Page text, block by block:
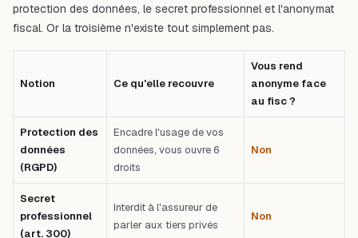
protection des données, le secret professionnel et l'anonymat
fiscal. Or la troisième n'existe tout simplement pas.
Notion Ce qu'elle recouvre
Vous rend
anonyme face
au fisc ?
Protection des
données
(RGPD)
Encadre l'usage de vos
données, vous ouvre 6
droits
Non
Secret
professionnel
(art. 300)
Interdit à l'assureur de
parler aux tiers privés
Non